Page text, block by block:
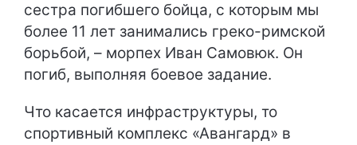
сестра погибшего бойца, с которым мы
более 11 лет занимались греко-римской
борьбой, – морпех Иван Самовюк. Он
погиб, выполняя боевое задание.
Что касается инфраструктуры, то
спортивный комплекс «Авангард» в